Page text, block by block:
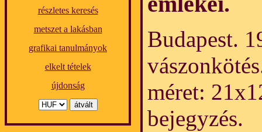
részletes keresés
metszet a lakásban
grafikai tanulmányok
elkelt tételek
újdonság
Budapest.
méret:
bejegyzés.